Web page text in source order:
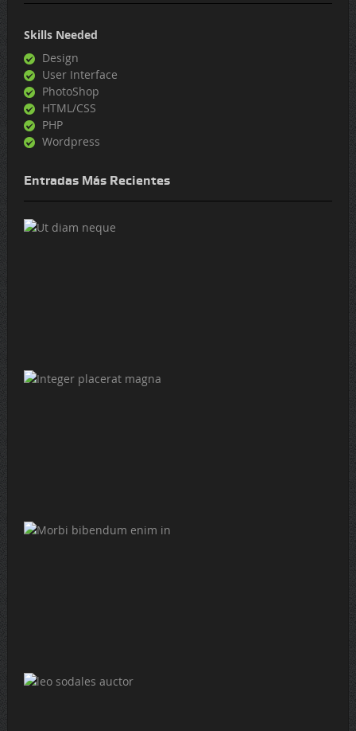
Skills Needed
Design
User Interface
PhotoShop
HTML/CSS
PHP
Wordpress
Entradas Más Recientes